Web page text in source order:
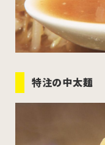
特注の中太麺